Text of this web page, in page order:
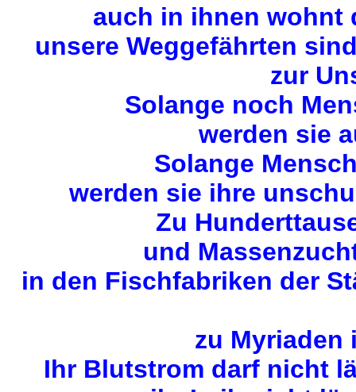
auch in ihnen wohnt
unsere Weggefährten
zur
Solange noch
werden sie
Solange
werden sie ihre
Zu
und
in den Fischfabriken der
zu Myriaden
Ihr Blutstrom darf nicht